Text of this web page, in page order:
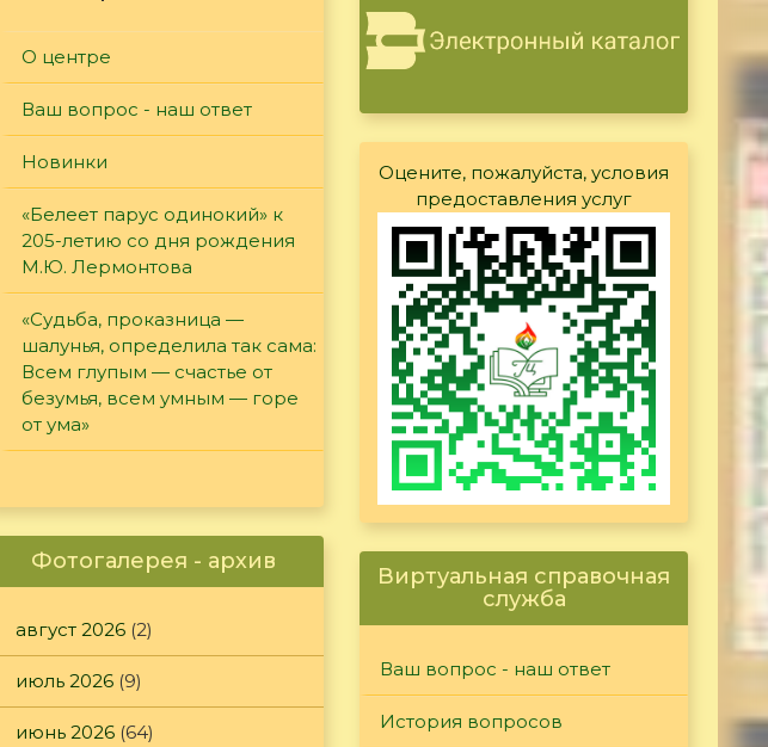
О центре
Ваш вопрос - наш ответ
Новинки
«Белеет парус одинокий» к
205-летию со дня рождения
М.Ю. Лермонтова
«Судьба, проказница —
шалунья, определила так сама:
Всем глупым — счастье от
безумья, всем умным — горе
от ума»
Фотогалерея - архив
август 2026 (2)
июль 2026 (9)
июнь 2026 (64)
Оцените, пожалуйста, условия
предоставления услуг
Виртуальная справочная
служба
Ваш вопрос - наш ответ
История вопросов